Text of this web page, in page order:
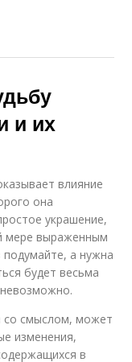
и их
влияние
она
украшение,
мере выраженным
а нужна
будет весьма
со смыслом, может
изменения,
в